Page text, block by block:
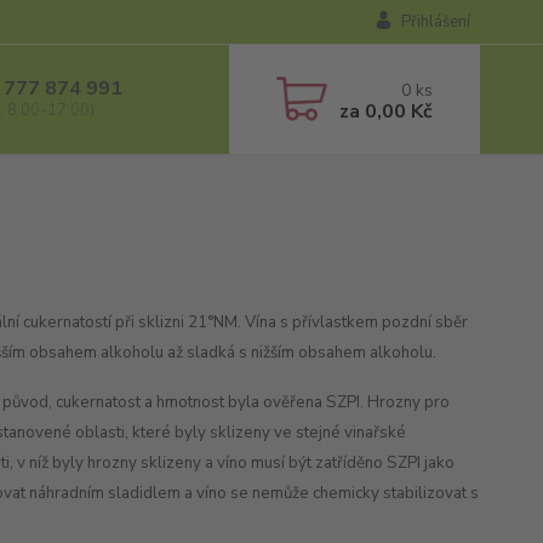
Přihlášení
874 991 0 ks
za 0,00 Kč
cukernatostí při sklizni 21°NM. Vína s přívlastkem pozdní sběr
obsahem alkoholu až sladká s nižším obsahem alkoholu.
cukernatost a hmotnost byla ověřena SZPI. Hrozny pro
oblasti, které byly sklizeny ve stejné vinařské
níž byly hrozny sklizeny a víno musí být zatříděno SZPI jako
náhradním sladidlem a víno se nemůže chemicky stabilizovat s